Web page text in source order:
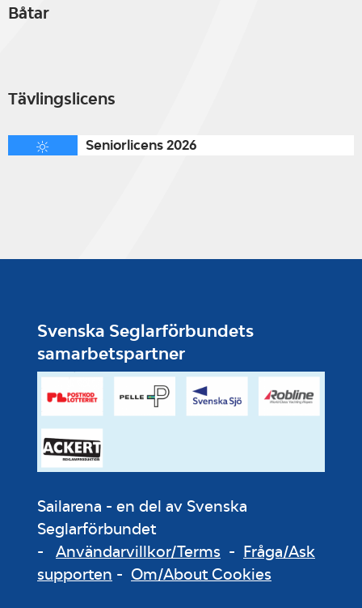
Båtar
Tävlingslicens
Seniorlicens 2026
Svenska Seglarförbundets
samarbetspartner
Sailarena - en del av Svenska
Seglarförbundet
- Användarvillkor/Terms - Fråga/Ask
supporten - Om/About Cookies